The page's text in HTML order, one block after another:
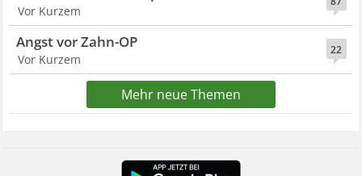
Vor Kurzem
22
Angst vor Zahn-OP
Vor Kurzem
Mehr neue Themen